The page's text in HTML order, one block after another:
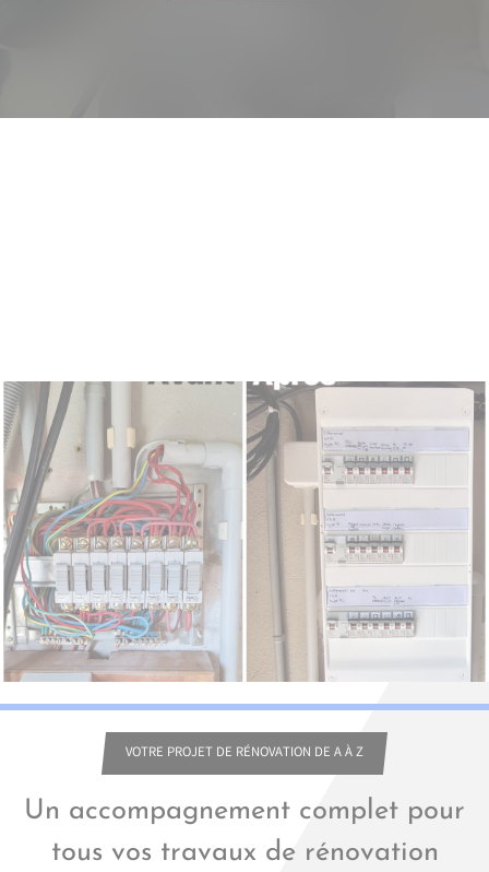
VOTRE PROJET DE RÉNOVATION DE A À Z
Un accompagnement complet pour
tous vos travaux de rénovation